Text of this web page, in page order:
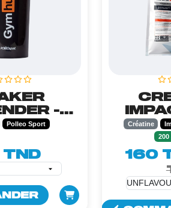
-
Polleo Sport Créatine
200
160